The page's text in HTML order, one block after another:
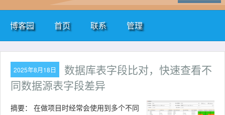
博客园 首页 联系 管理
2025年8月18日
数据库表字段比对，快速查看不
同数据源表字段差异
摘要： 在做项目时经常会使用到多个不同